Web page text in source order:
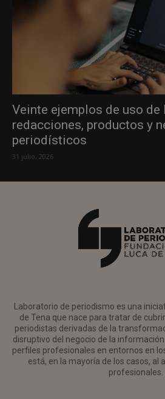
Veinte ejemplos de uso de
redacciones, productos y
periodísticos
31 julio, 2026
Laboratorio de periodismo es una
de Tena que nace para tratar de
periodistas derivadas de la
disruptivo del negocio de la
perfiles profesionales en entornos en
está, en la mayoría de los casos, al
profesionales.